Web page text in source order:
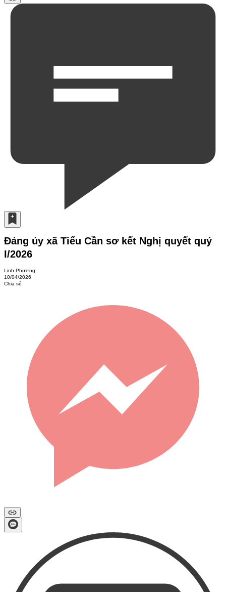
Đảng ủy xã Tiểu Cần sơ kết Nghị quyết quý
I/2026
Linh Phương
10/04/2026
Chia sẻ